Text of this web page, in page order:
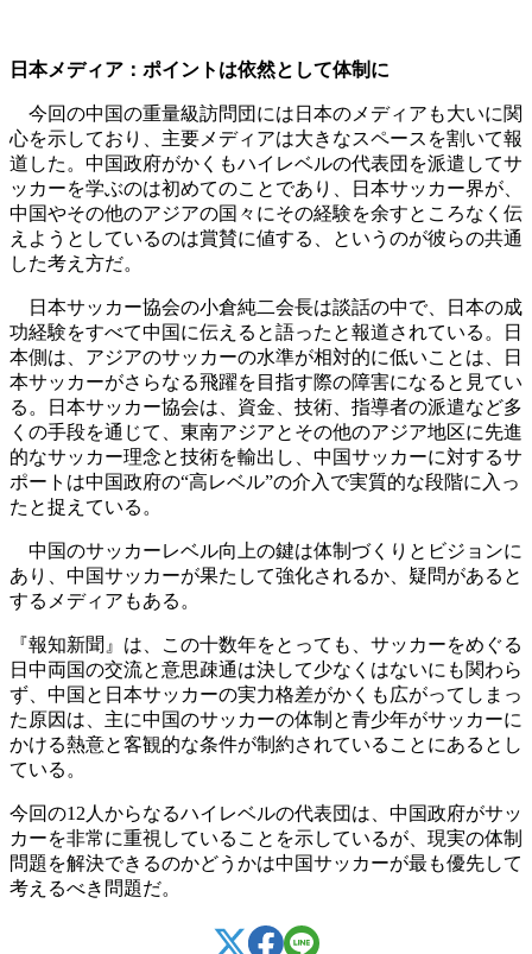
日本メディア：ポイントは依然として体制に
今回の中国の重量級訪問団には日本のメディアも大いに関
心を示しており、主要メディアは大きなスペースを割いて報
道した。中国政府がかくもハイレベルの代表団を派遣してサ
ッカーを学ぶのは初めてのことであり、日本サッカー界が、
中国やその他のアジアの国々にその経験を余すところなく伝
えようとしているのは賞賛に値する、というのが彼らの共通
した考え方だ。
日本サッカー協会の小倉純二会長は談話の中で、日本の成
功経験をすべて中国に伝えると語ったと報道されている。日
本側は、アジアのサッカーの水準が相対的に低いことは、日
本サッカーがさらなる飛躍を目指す際の障害になると見てい
る。日本サッカー協会は、資金、技術、指導者の派遣など多
くの手段を通じて、東南アジアとその他のアジア地区に先進
的なサッカー理念と技術を輸出し、中国サッカーに対するサ
ポートは中国政府の“高レベル”の介入で実質的な段階に入っ
たと捉えている。
中国のサッカーレベル向上の鍵は体制づくりとビジョンに
あり、中国サッカーが果たして強化されるか、疑問があると
するメディアもある。
『報知新聞』は、この十数年をとっても、サッカーをめぐる
日中両国の交流と意思疎通は決して少なくはないにも関わら
ず、中国と日本サッカーの実力格差がかくも広がってしまっ
た原因は、主に中国のサッカーの体制と青少年がサッカーに
かける熱意と客観的な条件が制約されていることにあるとし
ている。
今回の12人からなるハイレベルの代表団は、中国政府がサッ
カーを非常に重視していることを示しているが、現実の体制
問題を解決できるのかどうかは中国サッカーが最も優先して
考えるべき問題だ。